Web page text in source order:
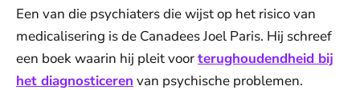
Een van die psychiaters die wijst op het risico van
medicalisering is de Canadees Joel Paris. Hij schreef
een boek waarin hij pleit voorterughoudendheid bij
het diagnosticeren van psychische problemen.